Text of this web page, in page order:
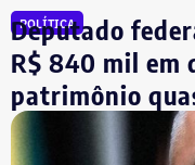
A ação popular,
Lyra Reis, aléga que a
da prefeitura em
Município e em
conteúdos que,
POLÍTICA
Deputado
R$ 840 mil em
patrimônio